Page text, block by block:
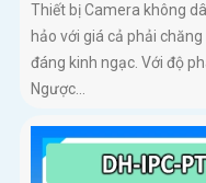
Thiết bị Camera không
hảo với giá cả phải
đáng kinh ngạc. Với độ
Ngược...